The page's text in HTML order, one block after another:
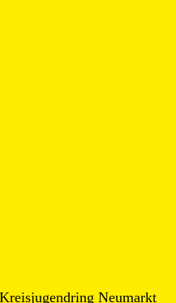
Kreisjugendring Neumarkt